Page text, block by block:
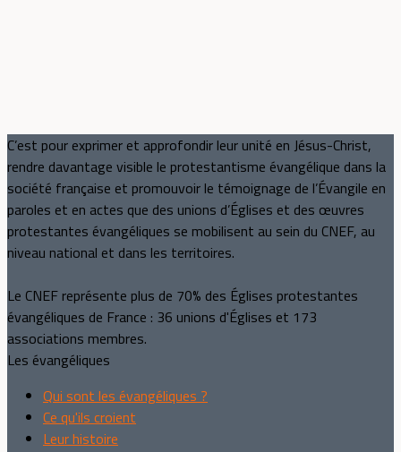
C’est pour exprimer et approfondir leur unité en Jésus-Christ,
rendre davantage visible le protestantisme évangélique dans la
société française et promouvoir le témoignage de l’Évangile en
paroles et en actes que des unions d’Églises et des œuvres
protestantes évangéliques se mobilisent au sein du CNEF, au
niveau national et dans les territoires.
Le CNEF représente plus de 70% des Églises protestantes
évangéliques de France : 36 unions d'Églises et 173
associations membres.
Les évangéliques
Qui sont les évangéliques ?
Ce qu'ils croient
Leur histoire